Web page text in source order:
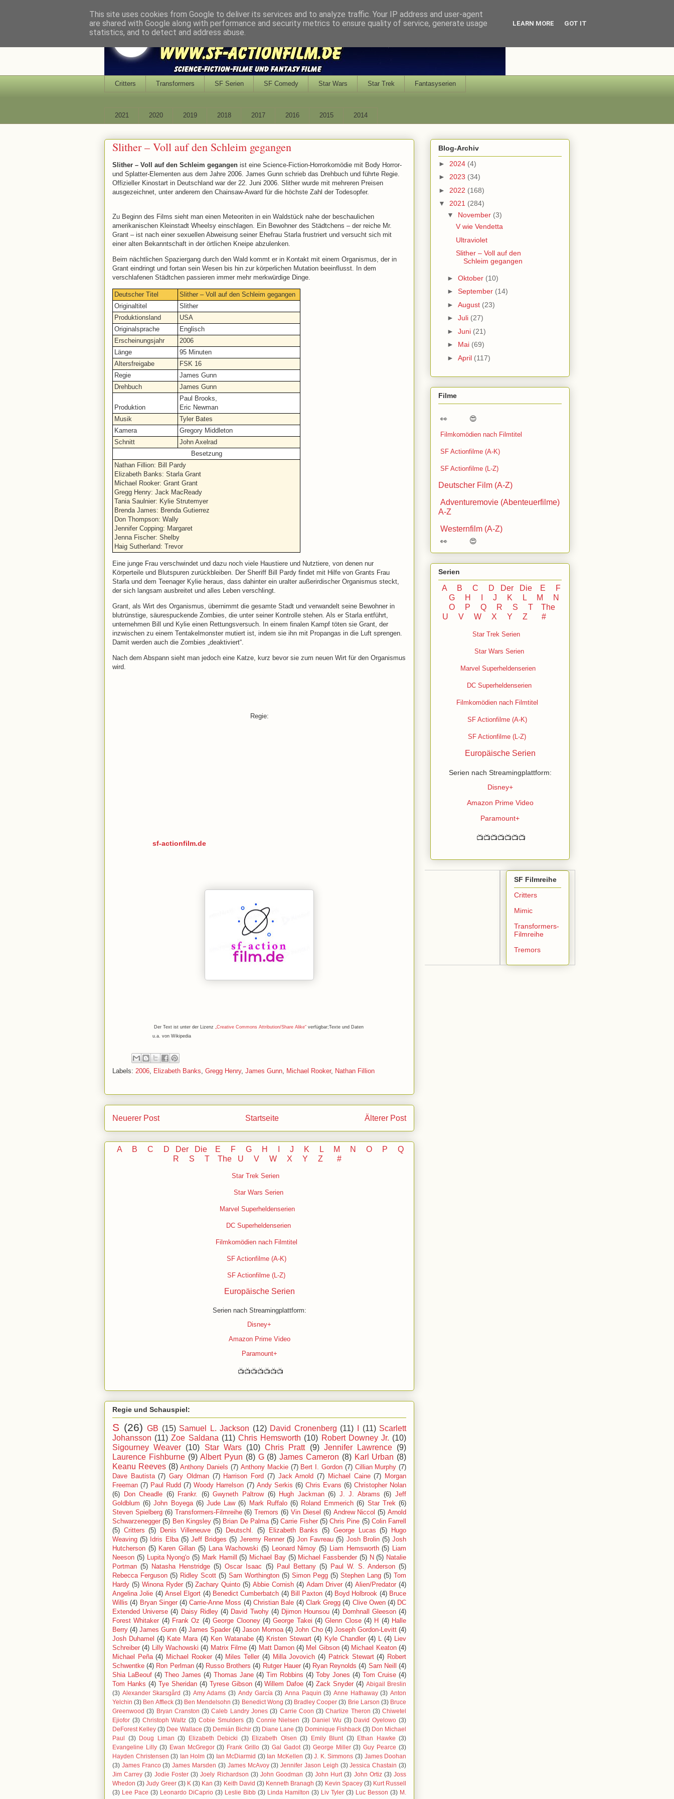
Critters Transformers SF Serien SF Comedy Star Wars Star Trek Fantasyserien
2021 2020 2019 2018 2017 2016 2015 2014
Slither – Voll auf den Schleim gegangen
Slither – Voll auf den Schleim gegangen ist eine Science-Fiction-Horrorkomödie mit Body Horror-
und Splatter-Elementen aus dem Jahre 2006. James Gunn schrieb das Drehbuch und führte Regie.
Offizieller Kinostart in Deutschland war der 22. Juni 2006. Slither wurde mit mehreren Preisen
ausgezeichnet, unter anderem den Chainsaw-Award für die höchste Zahl der Todesopfer.
Zu Beginn des Films sieht man einen Meteoriten in ein Waldstück nahe der beschaulichen
amerikanischen Kleinstadt Wheelsy einschlagen. Ein Bewohner des Städtchens – der reiche Mr.
Grant – ist nach einer sexuellen Abweisung seiner Ehefrau Starla frustriert und versucht sich mit
einer alten Bekanntschaft in der örtlichen Kneipe abzulenken.
Beim nächtlichen Spaziergang durch den Wald kommt er in Kontakt mit einem Organismus, der in
Grant eindringt und fortan sein Wesen bis hin zur körperlichen Mutation beeinflusst. In dem
verschlafenen Städtchen passieren immer mehr merkwürdige Dinge.
Deutscher Titel
Slither – Voll auf den Schleim gegangen
Originaltitel
Slither
Produktionsland
USA
Originalsprache
Englisch
Erscheinungsjahr
2006
Länge
95 Minuten
Altersfreigabe
FSK 16
Regie
James Gunn
Drehbuch
James Gunn
Produktion
Paul Brooks,
Eric Newman
Musik
Tyler Bates
Kamera
Gregory Middleton
Schnitt
John Axelrad
Besetzung
Nathan Fillion: Bill Pardy
Elizabeth Banks: Starla Grant
Michael Rooker: Grant Grant
Gregg Henry: Jack MacReady
Tania Saulnier: Kylie Strutemyer
Brenda James: Brenda Gutierrez
Don Thompson: Wally
Jennifer Copping: Margaret
Jenna Fischer: Shelby
Haig Sutherland: Trevor
Eine junge Frau verschwindet und dazu noch viele Haustiere und Nutztiere, von denen nur
Körperteile und Blutspuren zurückbleiben. Der Sheriff Bill Pardy findet mit Hilfe von Grants Frau
Starla und dem Teenager Kylie heraus, dass dahinter ein uralter außerirdischer Organismus steckt,
der sich langsam ausbreitet und alles Leben verschlingt.
Grant, als Wirt des Organismus, übernimmt die gesamte Stadt und verwandelt seine Bewohner in
blutrünstige, säurespuckende Zombies, die unter seiner Kontrolle stehen. Als er Starla entführt,
unternehmen Bill und Kylie einen Rettungsversuch. In einem finalen Kampf töten sie Grant, der
inzwischen zu einem Tentakelmonster mutiert ist, indem sie ihn mit Propangas in die Luft sprengen.
Damit werden auch die Zombies „deaktiviert“.
Nach dem Abspann sieht man jedoch eine Katze, kurz bevor sie zum neuen Wirt für den Organismus
wird.
Regie:
sf-actionfilm.de
Der Text ist unter der Lizenz „Creative Commons Attribution/Share Alike“ verfügbar;Texte und Daten
u.a. von Wikipedia
Labels: 2006 Elizabeth Banks Gregg Henry, James Gunn Michael Rooker, Nathan Fillion
Neuerer Post Älterer Post
Startseite
A B C D Der Die E F G H I J K L M N O
P Q
R
S T The U V W X Y Z #
Star Trek Serien
Star Wars Serien
Marvel Superheldenserien
DC Superheldenserien
Filmkomödien nach Filmtitel
SF Actionfilme (A-K)
SF Actionfilme (L-Z)
Europäische Serien
Serien nach Streamingplattform:
Disney+
Amazon Prime Video
Paramount+
📺📺📺📺📺📺📺
Regie und Schauspiel:
S (26) GB (15) Samuel L. Jackson (12) David Cronenberg (11) (11) Scarlett
Johansson (11) Zoe Saldana (11) Chris Hemsworth (10) Robert Downey Jr. (10)
Sigourney Weaver (10) Star Wars (10) Chris Pratt (9) Jennifer Lawrence (9)
Laurence Fishburne (9) Albert Pyun (8) G (8) James Cameron (8) Karl Urban (8)
Keanu Reeves (8) Anthony Daniels (7) Anthony Mackie (7) Bert I. Gordon (7) Cillian Murphy (7)
Dave Bautista (7) Gary Oldman (7) Harrison Ford (7) Jack Arnold (7) Michael Caine (7) Morgan
Freeman (7) Paul Rudd (7) Woody Harrelson (7) Andy Serkis (6) Chris Evans (6) Christopher Nolan
(6)
Don Cheadle (6) Frankr. (6) Gwyneth Paltrow (6) Hugh Jackman (6) J. J. Abrams (6) Jeff
Goldblum (6) John Boyega (6) Jude Law (6) Mark Ruffalo (6) Roland Emmerich (6) Star Trek (6)
Steven Spielberg (6) Transformers-Filmreihe (6) Tremors (6) Vin Diesel (6) Andrew Niccol (5) Arnold
Schwarzenegger (5) Ben Kingsley (5) Brian De Palma (5) Carrie Fisher (5) Chris Pine (5) Colin Farrell
(5) Critters (5) Denis Villeneuve (5) Deutschl. (5) Elizabeth Banks (5) George Lucas (5)
Hugo
Weaving (5) Idris Elba (5) Jeff Bridges (5) Jeremy Renner (5) Jon Favreau (5) Josh Brolin (5) Josh
Hutcherson (5) Karen Gillan (5) Lana Wachowski (5) Leonard Nimoy (5) Liam Hemsworth (5)
Liam
Neeson (5) Lupita Nyong'o (5) Mark Hamill (5) Michael Bay (5) Michael Fassbender (5) N (5) Natalie
Portman (5) Natasha Henstridge (5) Oscar Isaac (5) Paul Bettany (5) Paul W. S. Anderson (5)
Rebecca Ferguson (5) Ridley Scott (5) Sam Worthington (5) Simon Pegg (5) Stephen Lang (5) Tom
Hardy (5) Winona Ryder (5) Zachary Quinto (5) Abbie Cornish (4) Adam Driver (4) Alien/Predator (4)
Angelina Jolie (4) Ansel Elgort (4) Benedict Cumberbatch (4) Bill Paxton (4) Boyd Holbrook (4) Bruce
Willis (4) Bryan Singer (4) Carrie-Anne Moss (4) Christian Bale (4) Clark Gregg (4) Clive Owen (4) DC
Extended Universe (4) Daisy Ridley (4) David Twohy (4) Djimon Hounsou (4) Domhnall Gleeson (4)
Forest Whitaker (4) Frank Oz (4) George Clooney (4) George Takei (4) Glenn Close (4) H (4) Halle
Berry (4) James Gunn (4) James Spader (4) Jason Momoa (4) John Cho (4) Joseph Gordon-Levitt (4)
Josh Duhamel (4) Kate Mara (4) Ken Watanabe (4) Kristen Stewart (4) Kyle Chandler (4) (4)
Liev
Schreiber (4) Lilly Wachowski (4) Matrix Filme (4) Matt Damon (4) Mel Gibson (4) Michael Keaton (4)
Michael Peña (4) Michael Rooker (4) Miles Teller (4) Milla Jovovich (4) Patrick Stewart (4) Robert
Schwentke (4) Ron Perlman (4) Russo Brothers (4) Rutger Hauer (4) Ryan Reynolds (4) Sam Neill
(4)
Shia LaBeouf (4) Theo James (4) Thomas Jane (4) Tim Robbins (4) Toby Jones (4) Tom Cruise (4)
Tom Hanks (4) Tye Sheridan (4) Tyrese Gibson (4) Willem Dafoe (4) Zack Snyder (4) Abigail Breslin
(3) Alexander Skarsgård (3) Amy Adams (3) Andy García (3) Anna Paquin (3) Anne Hathaway (3) Anton
Yelchin (3) Ben Affleck (3) Ben Mendelsohn (3) Benedict Wong (3) Bradley Cooper (3) Brie Larson (3) Bruce
Greenwood (3) Bryan Cranston (3) Caleb Landry Jones (3) Carrie Coon (3) Charlize Theron (3) Chiwetel
Ejiofor (3) Christoph Waltz (3) Cobie Smulders (3) Connie Nielsen (3) Daniel Wu (3) David Oyelowo (3)
DeForest Kelley (3) Dee Wallace (3) Demián Bichir (3) Diane Lane (3) Dominique Fishback (3) Don Michael
Paul
(3) Doug Liman (3) Elizabeth Debicki (3) Elizabeth Olsen (3) Emily Blunt (3) Ethan Hawke (3)
Evangeline Lilly (3) Ewan McGregor (3) Frank Grillo (3) Gal Gadot (3) George Miller (3) Guy Pearce (3)
Hayden Christensen (3) Ian Holm (3) Ian McDiarmid (3) Ian McKellen (3) J. K. Simmons (3) James Doohan
(3) James Franco (3) James Marsden (3) James McAvoy (3) Jennifer Jason Leigh (3) Jessica Chastain (3)
Jim Carrey (3) Jodie Foster (3) Joely Richardson (3) John Goodman (3) John Hurt (3) John Ortiz (3) Joss
Whedon (3) Judy Greer (3) K (3) Kan (3) Keith David (3) Kenneth Branagh (3) Kevin Spacey (3) Kurt Russell
(3) Lee Pace (3) Leonardo DiCaprio (3) Leslie Bibb (3) Linda Hamilton (3) Liv Tyler (3) Luc Besson (3) M.
Blog-Archiv
► 2024 (4)
► 2023 (34)
► 2022 (168)
▼ 2021 (284)
▼ November (3)
V wie Vendetta
Ultraviolet
Slither – Voll auf den
Schleim gegangen
► Oktober (10)
► September (14)
► August (23)
► Juli (27)
► Juni (21)
► Mai (69)
► April (117)
Filme
👀 😍
Filmkomödien nach Filmtitel
SF Actionfilme (A-K)
SF Actionfilme (L-Z)
Deutscher Film (A-Z)
Adventuremovie (Abenteuerfilme)
A-Z
Westernfilm (A-Z)
👀 😍
Serien
A B C D Der Die E
F
G
H I J K L M
N
O
P Q R S T
The
U V
W X Y Z #
Star Trek Serien
Star Wars Serien
Marvel Superheldenserien
DC Superheldenserien
Filmkomödien nach Filmtitel
SF Actionfilme (A-K)
SF Actionfilme (L-Z)
Europäische Serien
Serien nach Streamingplattform:
Disney+
Amazon Prime Video
Paramount+
📺📺📺📺📺📺📺
SF Filmreihe
Critters
Mimic
Transformers-
Filmreihe
Tremors
This site uses cookies from Google to deliver its services and to analyze traffic. Your IP address and user-agent
are shared with Google along with performance and security metrics to ensure quality of service, generate usage
statistics, and to detect and address abuse.
LEARN MORE GOT IT